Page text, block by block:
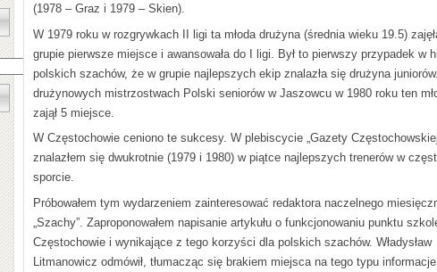
(1978 – Graz i 1979 – Skien).
W 1979 roku w rozgrywkach II ligi ta młoda drużyna (średnia wieku 19.5)
grupie pierwsze miejsce i awansowała do I ligi. Był to pierwszy przypadek w
polskich szachów, że w grupie najlepszych ekip znalazła się drużyna
drużynowych mistrzostwach Polski seniorów w Jaszowcu w 1980 roku ten
zajął 5 miejsce.
W Częstochowie ceniono te sukcesy. W plebiscycie „Gazety
znalazłem się dwukrotnie (1979 i 1980) w piątce najlepszych trenerów w
sporcie.
Próbowałem tym wydarzeniem zainteresować redaktora naczelnego
„Szachy”. Zaproponowałem napisanie artykułu o funkcjonowaniu punktu
Częstochowie i wynikające z tego korzyści dla polskich szachów. Władysław
Litmanowicz odmówił, tłumacząc się brakiem miejsca na tego typu informacje.